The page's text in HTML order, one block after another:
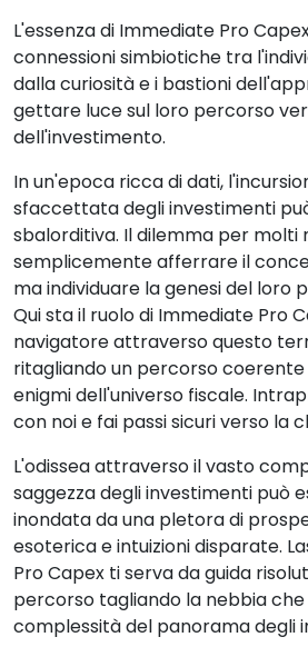
L'essenza di Immediate Pro
connessioni simbiotiche tra
dalla curiosità e i bastioni
gettare luce sul loro percorso
dell'investimento.
In un'epoca ricca di dati,
sfaccettata degli investimenti
sbalorditiva. Il dilemma per molti
semplicemente afferrare il
ma individuare la genesi del loro
Qui sta il ruolo di Immediate Pro
navigatore attraverso questo
ritagliando un percorso
enigmi dell'universo fiscale.
con noi e fai passi sicuri verso la
L'odissea attraverso il vasto
saggezza degli investimenti può
inondata da una pletora di
esoterica e intuizioni disparate.
Pro Capex ti serva da guida
percorso tagliando la nebbia
complessità del panorama degli